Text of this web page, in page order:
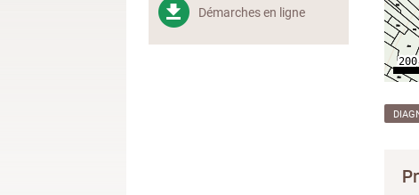
Démarches en ligne